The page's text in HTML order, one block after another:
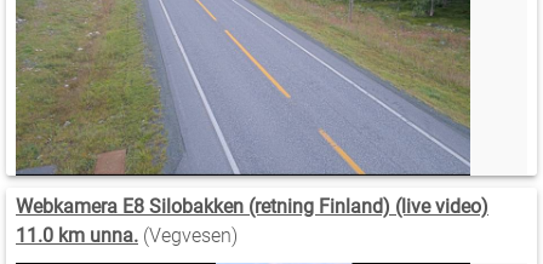
Webkamera E8 Silobakken (retning Finland) (live video)
11.0 km unna. (Vegvesen)